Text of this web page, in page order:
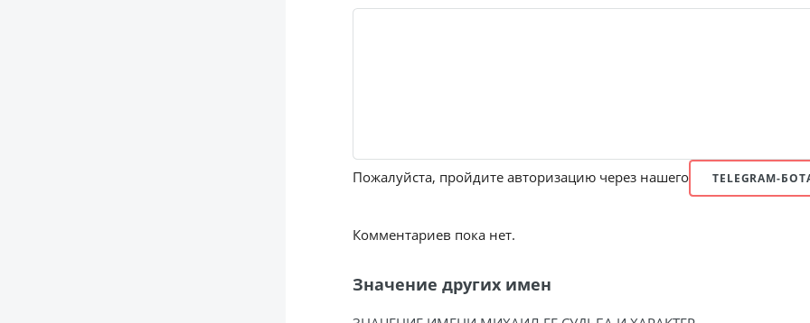
Пожалуйста, пройдите авторизацию через нашего TELEGRAM-
Комментариев пока нет.
Значение других имен